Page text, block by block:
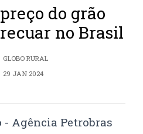
preço do grão
recuar no Brasil
GLOBO RURAL
29 JAN 2024